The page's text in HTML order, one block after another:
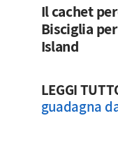
Il cachet
Bisciglia
Island
LEGGI
guadagna